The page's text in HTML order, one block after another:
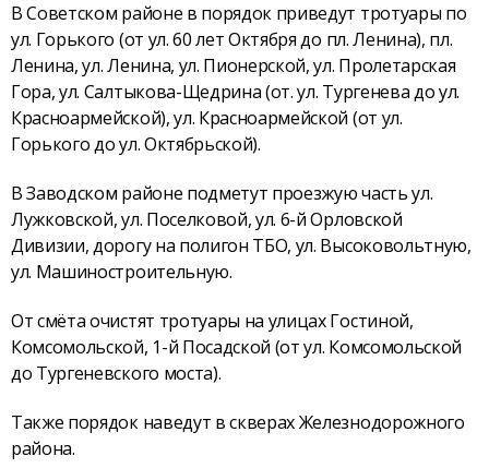
В Советском районе в порядок приведут тротуары по
ул. Горького (от ул. 60 лет Октября до пл. Ленина), пл.
Ленина, ул. Ленина, ул. Пионерской, ул. Пролетарская
Гора, ул. Салтыкова-Щедрина (от. ул. Тургенева до ул.
Красноармейской), ул. Красноармейской (от ул.
Горького до ул. Октябрьской).
В Заводском районе подметут проезжую часть ул.
Лужковской, ул. Поселковой, ул. 6-й Орловской
Дивизии, дорогу на полигон ТБО, ул. Высоковольтную,
ул. Машиностроительную.
От смёта очистят тротуары на улицах Гостиной,
Комсомольской, 1-й Посадской (от ул. Комсомольской
до Тургеневского моста).
Также порядок наведут в скверах Железнодорожного
района.